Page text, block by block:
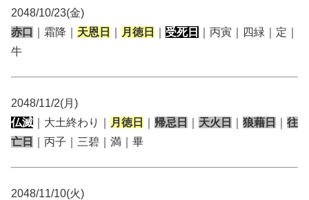
2048/10/23(金)
赤口
｜霜降｜ 天恩日 月徳日 受死日
｜丙寅｜四緑｜定｜
牛
2048/11/2(月)
仏滅 ｜大土終わり｜ 月徳日 帰忌日 天火日 狼藉日
往
亡日
｜丙子｜三碧｜満｜畢
2048/11/10(火)